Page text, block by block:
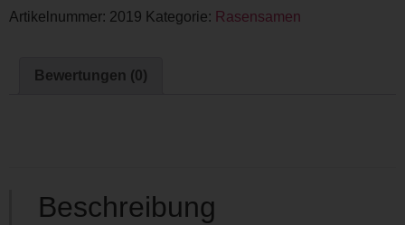
Artikelnummer: 2019 Kategorie: Rasensamen
Bewertungen (0)
Beschreibung